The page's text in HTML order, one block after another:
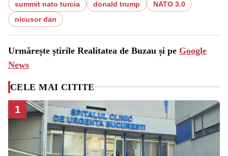
summit nato turcia donald trump
NATO 3.0
nicusor dan
Urmărește știrile Realitatea de Buzau și pe Google
News
CELE MAI CITITE
1